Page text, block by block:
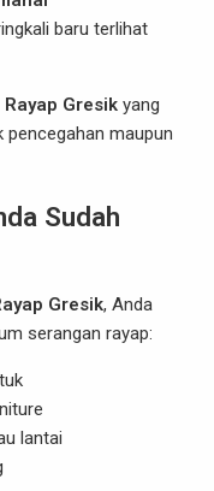
baru terlihat
Gresik yang
maupun
Sudah
Gresik, Anda
serangan rayap:
lantai